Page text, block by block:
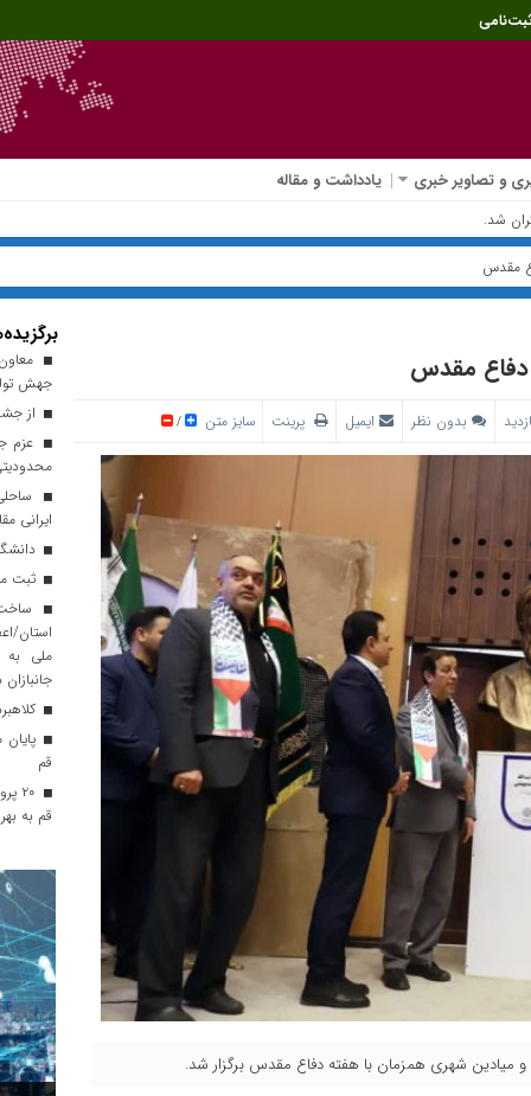
و تصاویر خبری یادداشت و مقاله
بدون نظر ایمیل پرینت سایز متن /
و میادین شهری همزمان با هفته دفاع مقدس برگزار شد.
جهش
از
عزم
ایرانی
ثبت موقوفه ۳۵
استان/
ملی به
کلاهبرداری ۲۰۰
قم
قم به